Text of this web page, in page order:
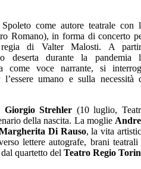
come autore teatrale con
Romano), in forma di concerto
di Valter Malosti. A
deserta durante la pandemia
come voce narrante, si
umano e sulla necessità
Giorgio Strehler (10 luglio,
della nascita. La moglie
Di Rauso, la vita
lettere autografe, brani teatrali
quartetto del Teatro Regio